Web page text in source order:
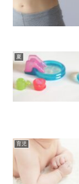
夏
育児